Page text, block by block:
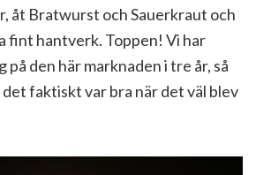
åt Bratwurst och Sauerkraut och
fint hantverk. Toppen! Vi har
på den här marknaden i tre år, så
faktiskt var bra när det väl blev